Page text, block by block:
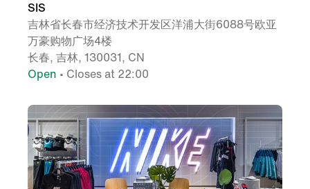
SIS
吉林省长春市经济技术开发区洋浦大街6088号欧亚
万豪购物广场4楼
长春, 吉林, 130031, CN
Open • Closes at 22:00